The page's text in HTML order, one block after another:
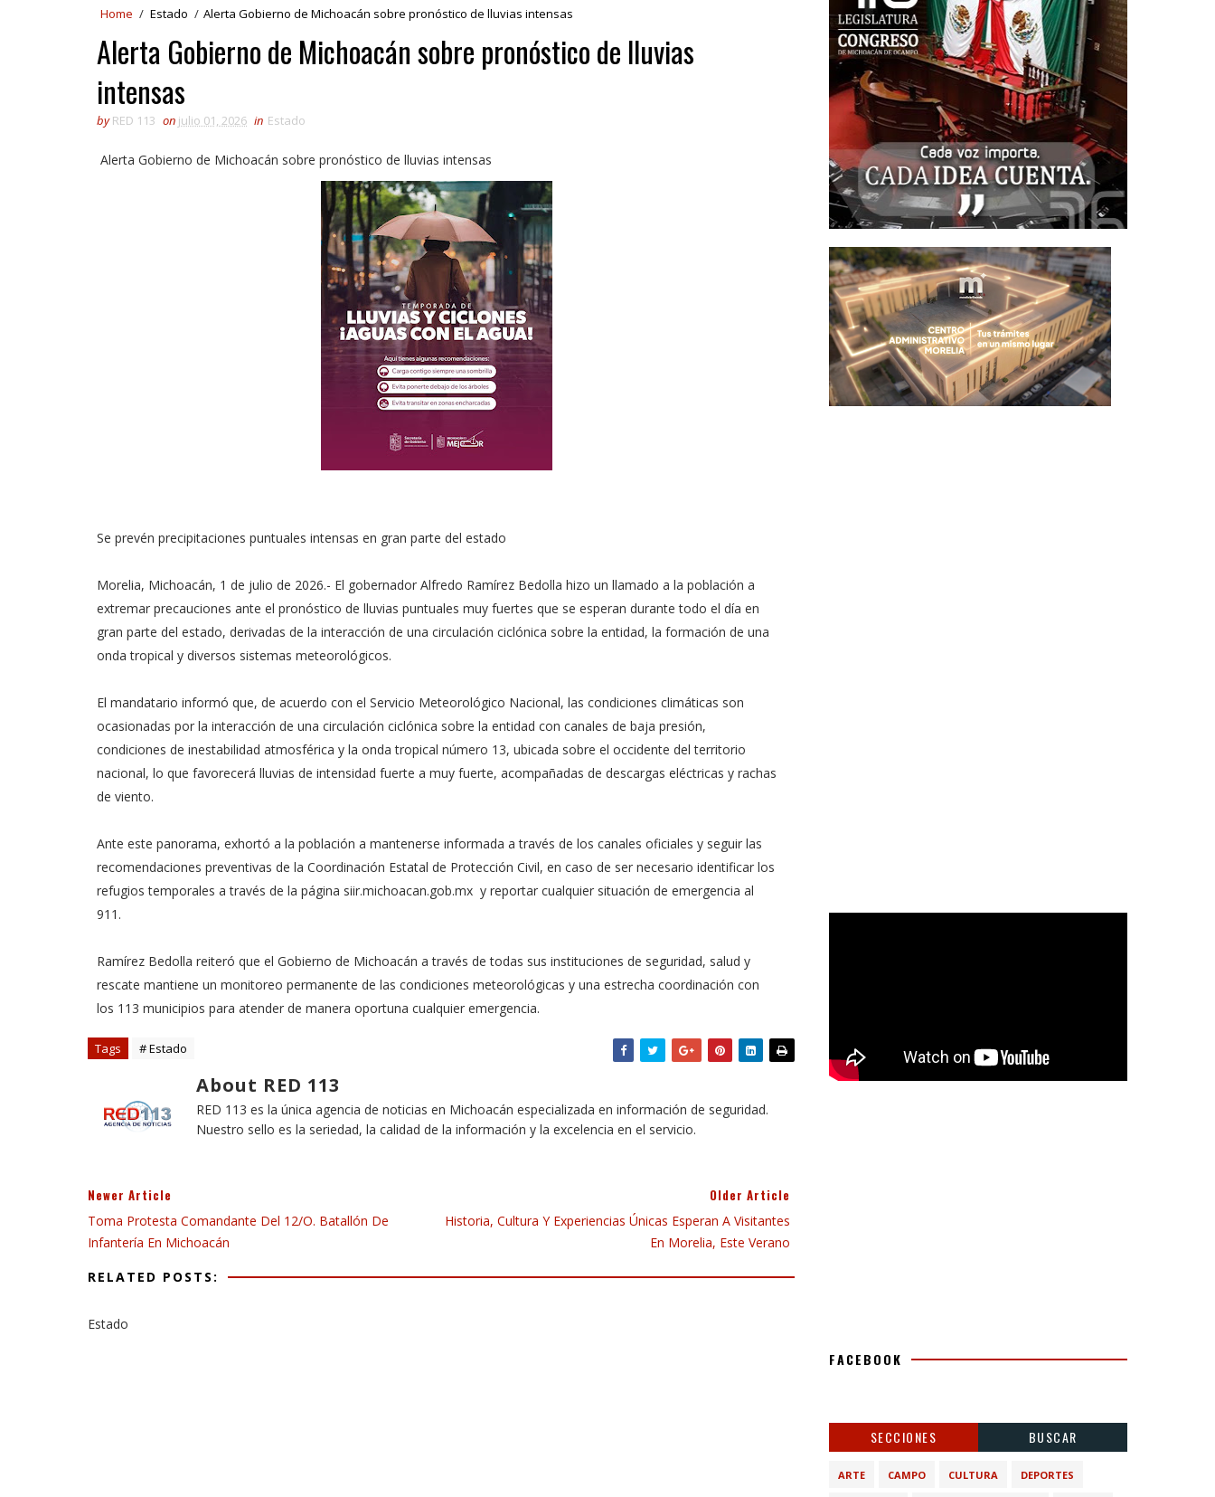
Home / Estado / Alerta Gobierno de Michoacán sobre pronóstico de lluvias intensas
Alerta Gobierno de Michoacán sobre pronóstico de lluvias
intensas
by RED 113 on julio 01, 2026 in Estado
Alerta Gobierno de Michoacán sobre pronóstico de lluvias intensas
Se prevén precipitaciones puntuales intensas en gran parte del estado
Morelia, Michoacán, 1 de julio de 2026.- El gobernador Alfredo Ramírez Bedolla hizo un llamado a la población a
extremar precauciones ante el pronóstico de lluvias puntuales muy fuertes que se esperan durante todo el día en
gran parte del estado, derivadas de la interacción de una circulación ciclónica sobre la entidad, la formación de una
onda tropical y diversos sistemas meteorológicos.
El mandatario informó que, de acuerdo con el Servicio Meteorológico Nacional, las condiciones climáticas son
ocasionadas por la interacción de una circulación ciclónica sobre la entidad con canales de baja presión,
condiciones de inestabilidad atmosférica y la onda tropical número 13, ubicada sobre el occidente del territorio
nacional, lo que favorecerá lluvias de intensidad fuerte a muy fuerte, acompañadas de descargas eléctricas y rachas
de viento.
Ante este panorama, exhortó a la población a mantenerse informada a través de los canales oficiales y seguir las
recomendaciones preventivas de la Coordinación Estatal de Protección Civil, en caso de ser necesario identificar los
refugios temporales a través de la página siir.michoacan.gob.mx y reportar cualquier situación de emergencia al
911.
Ramírez Bedolla reiteró que el Gobierno de Michoacán a través de todas sus instituciones de seguridad, salud y
rescate mantiene un monitoreo permanente de las condiciones meteorológicas y una estrecha coordinación con
los 113 municipios para atender de manera oportuna cualquier emergencia.
Tags # Estado
About RED 113
RED 113 es la única agencia de noticias en Michoacán especializada en información de seguridad.
Nuestro sello es la seriedad, la calidad de la información y la excelencia en el servicio.
Newer Article
Toma Protesta Comandante Del 12/o. Batallón De
Infantería En Michoacán
Older Article
Historia, Cultura Y Experiencias Únicas Esperan A Visitantes
En Morelia, Este Verano
RELATED POSTS:
Estado
FACEBOOK
SECCIONES BUSCAR
ARTE CAMPO CULTURA DEPORTES